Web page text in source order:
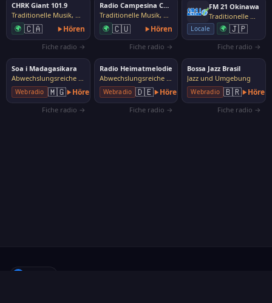
CHRK Giant 101.9
Traditionelle Musik, Volksmusik
🌍 🇨🇦 Hören
Fiche radio →
Radio Campesina Cubana
Traditionelle Musik, Volksmusik
🌍 🇨🇺 Hören
Fiche radio →
FM 21 Okinawa
Traditionelle Musik, Volksmusik
Locale 🌍 🇯🇵
Fiche radio →
Soa i Madagasikara
Abwechslungsreiche Musik
Webradio 🇲🇬 Hören
Fiche radio →
Radio Heimatmelodie
Abwechslungsreiche Musik
Webradio 🇩🇪 Hören
Fiche radio →
Bossa Jazz Brasil
Jazz und Umgebung
Webradio 🇧🇷 Hören
Fiche radio →